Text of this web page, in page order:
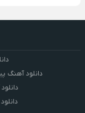
دانلود آهنگ